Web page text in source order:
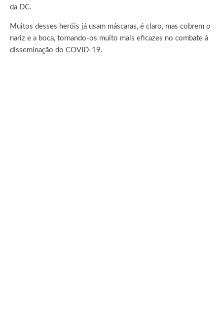
da DC.
Muitos desses heróis já usam máscaras, é claro, mas cobrem o
nariz e a boca, tornando-os muito mais eficazes no combate à
disseminação do COVID-19.